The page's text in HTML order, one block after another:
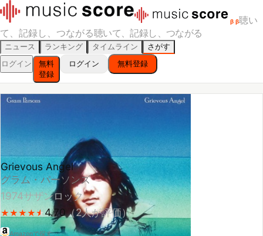
β β聴い
て、記録し、つながる聴いて、記録し、つながる
ニュース ランキング タイムライン
さがす
ログイン
無料
登録
ログイン 無料登録
Grievous Angel
グラム・パーソンズ
1974サザンロック
★
★★
★★
★★
★★
★4.70（2人が評価）
Amazonで探す